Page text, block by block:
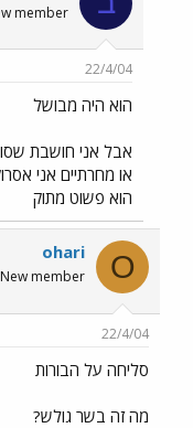
member
22/4/04
הוא היה מבושל
אבל אני חושבת
או מחרתיים אני
הוא פשוט מתוק
O
ohari
New member
22/4/04
סליחה על הבורות
מה זה בשר גולש?